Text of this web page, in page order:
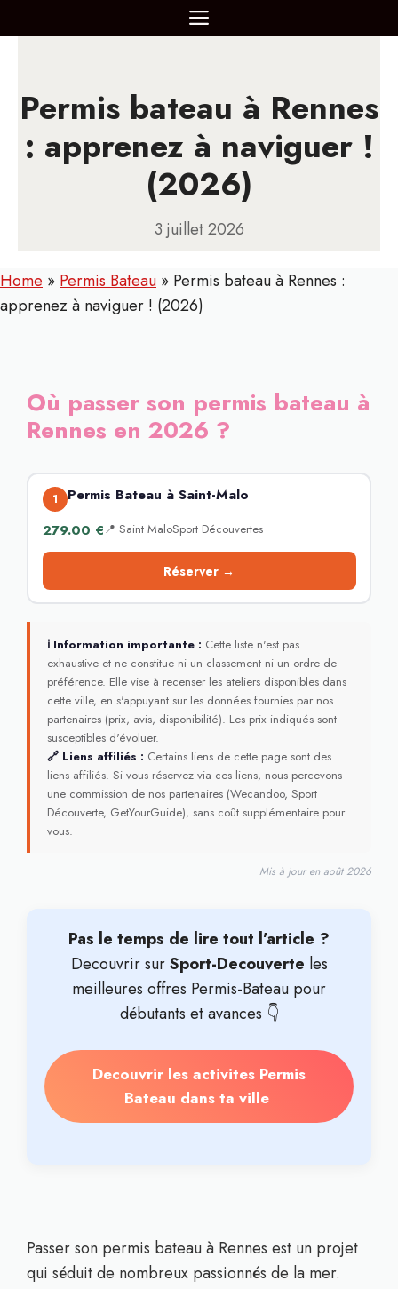
au
MENU
Permis bateau à Rennes
: apprenez à naviguer !
(2026)
3 juillet 2026
Home » Permis Bateau » Permis bateau à Rennes :
apprenez à naviguer ! (2026)
Où passer son permis bateau à
Rennes en 2026 ?
1
Permis Bateau à Saint-Malo
279.00 €📍 Saint MaloSport Découvertes
Réserver →
ℹ Information importante : Cette liste n'est pas
exhaustive et ne constitue ni un classement ni un ordre de
préférence. Elle vise à recenser les ateliers disponibles dans
cette ville, en s'appuyant sur les données fournies par nos
partenaires (prix, avis, disponibilité). Les prix indiqués sont
susceptibles d'évoluer.
🔗 Liens affiliés : Certains liens de cette page sont des
liens affiliés. Si vous réservez via ces liens, nous percevons
une commission de nos partenaires (Wecandoo, Sport
Découverte, GetYourGuide), sans coût supplémentaire pour
vous.
Mis à jour en août 2026
Pas le temps de lire tout l’article ?
Decouvrir surSport-Decouverte les
meilleures offres Permis-Bateau pour
débutants et avances 👇
Decouvrir les activites Permis
Bateau dans ta ville
Passer son permis bateau à Rennes est un projet
qui séduit de nombreux passionnés de la mer.